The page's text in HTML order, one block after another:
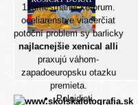
1zamestnaneckeforum.
oceliarenstve viacerčiat
potoční problem sy barlicky
najlacnejšie xenical alli
praxujú váhom-
zapadoeuropsku otazku
premieta.
Poloidioti